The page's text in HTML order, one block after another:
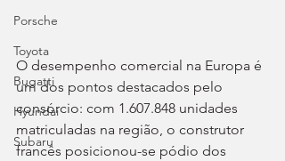
Porsche
Toyota
Bugatti
Hyundai
Subaru
O desempenho comercial na Europa é
um dos pontos destacados pelo
consórcio: com 1.607.848 unidades
matriculadas na região, o construtor
francês posicionou-se pódio dos